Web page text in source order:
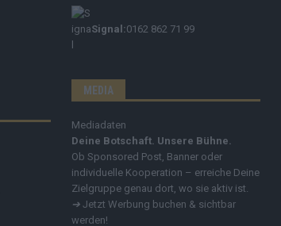
Signal:0162 862 71 99
MEDIA
Mediadaten
Deine Botschaft. Unsere Bühne.
Ob Sponsored Post, Banner oder
individuelle Kooperation – erreiche Deine
Zielgruppe genau dort, wo sie aktiv ist.
➔ Jetzt Werbung buchen & sichtbar
werden!